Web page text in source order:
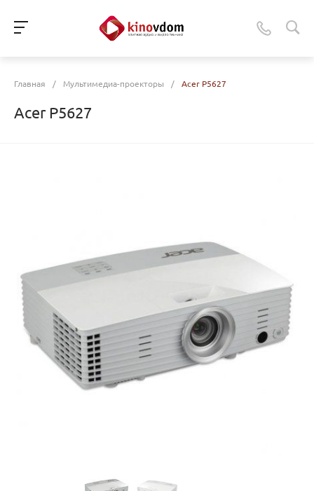
Главная / Мультимедиа-проекторы / Acer P5627
Acer P5627